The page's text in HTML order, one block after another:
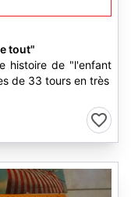
tout"
histoire de "l'enfant
de 33 tours en très